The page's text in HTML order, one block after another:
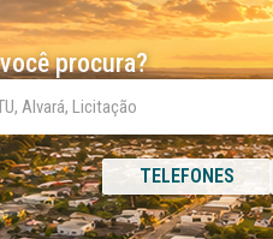
procura?
TELEFONES